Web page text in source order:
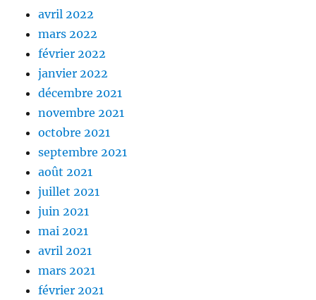
avril 2022
mars 2022
février 2022
janvier 2022
décembre 2021
novembre 2021
octobre 2021
septembre 2021
août 2021
juillet 2021
juin 2021
mai 2021
avril 2021
mars 2021
février 2021